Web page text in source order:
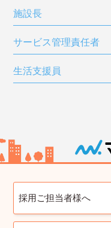
施設長
サービス管理責任者
生活支援員
採用ご担当者様へ